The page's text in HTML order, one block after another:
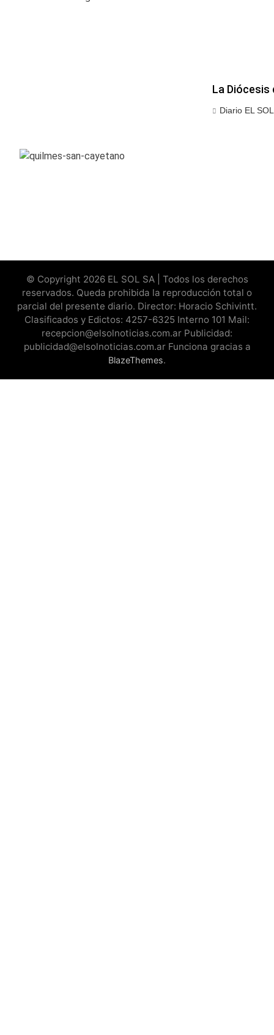
La Diócesis
Diario EL SOL
© Copyright 2026 EL SOL SA | Todos los derechos
reservados. Queda prohibida la reproducción total o
parcial del presente diario. Director: Horacio Schivintt.
Clasificados y Edictos: 4257-6325 Interno 101 Mail:
recepcion@elsolnoticias.com.ar Publicidad:
publicidad@elsolnoticias.com.ar Funciona gracias a
BlazeThemes.